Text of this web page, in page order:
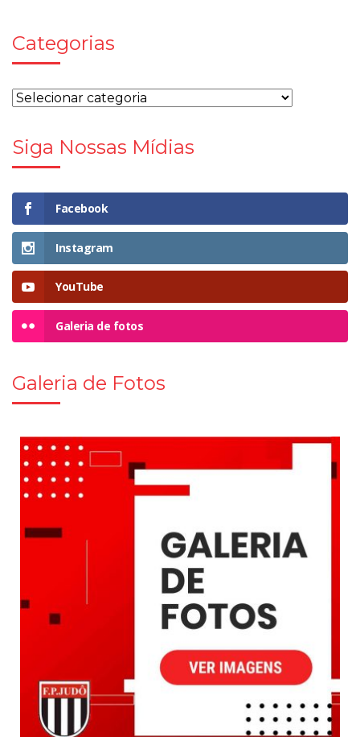
Categorias
Siga Nossas Mídias
Facebook
Instagram
YouTube
Galeria de fotos
Galeria de Fotos